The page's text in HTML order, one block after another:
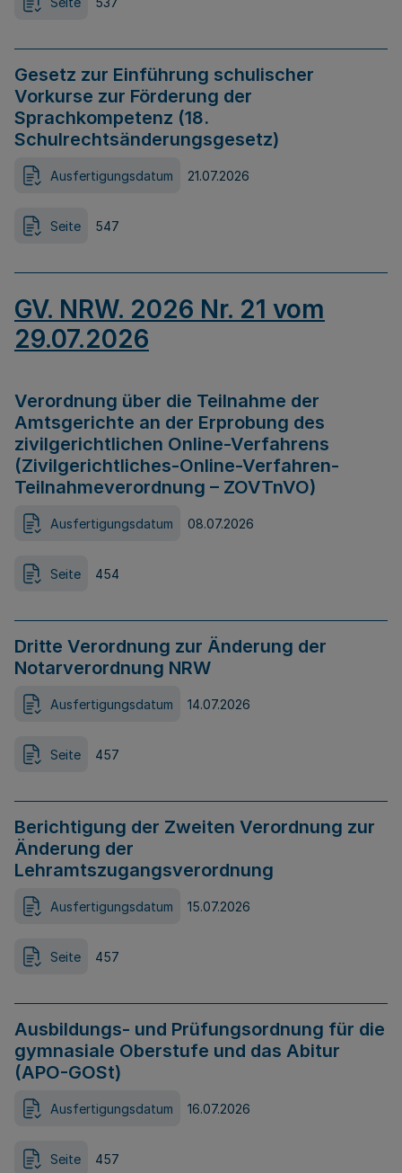
Gesetz zur Einführung schulischer
Vorkurse zur Förderung der
Sprachkompetenz (18.
Schulrechtsänderungsgesetz)
Ausfertigungsdatum 21.07.2026
Seite 547
GV. NRW. 2026 Nr. 21 vom
29.07.2026
Verordnung über die Teilnahme der
Amtsgerichte an der Erprobung des
zivilgerichtlichen Online-Verfahrens
(Zivilgerichtliches-Online-Verfahren-
Teilnahmeverordnung – ZOVTnVO)
Ausfertigungsdatum 08.07.2026
Seite 454
Dritte Verordnung zur Änderung der
Notarverordnung NRW
Ausfertigungsdatum 14.07.2026
Seite 457
Berichtigung der Zweiten Verordnung zur
Änderung der
Lehramtszugangsverordnung
Ausfertigungsdatum 15.07.2026
Seite 457
Ausbildungs- und Prüfungsordnung für die
gymnasiale Oberstufe und das Abitur
(APO-GOSt)
Ausfertigungsdatum 16.07.2026
Seite 457